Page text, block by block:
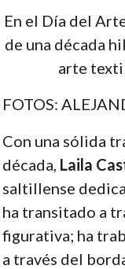
En el Día del
de una década
arte
FOTOS:
Con una sólida
década, Laila
saltillense
ha transitado a
figurativa; ha
a través del